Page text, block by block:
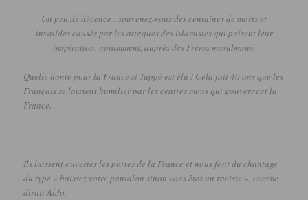
Un peu de décence : souvenez-vous des centaines de morts et
invalides causés par les attaques des islamistes qui puisent leur
inspiration, notamment, auprès des Frères musulmans.
Quelle honte pour la France si Juppé est élu ! Cela fait 40 ans que les
Français se laissent humilier par les centres mous qui gouvernent la
France.
Ils laissent ouvertes les portes de la France et nous font du chantage
du type « baissez votre pantalon sinon vous êtes un raciste », comme
dirait Aldo.